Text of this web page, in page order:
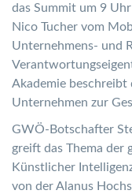
das Summit um 9
Nico Tucher vom
Unternehmens- und
Akademie
Unternehmen zur
GWÖ-Botschafter
greift das Thema
Künstlicher
von der Alanus